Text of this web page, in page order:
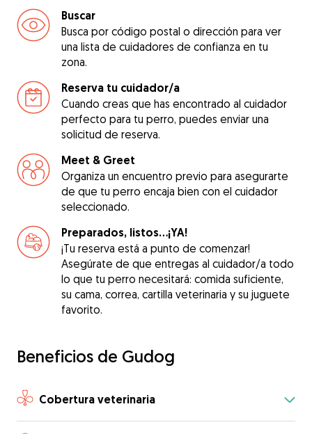
Buscar
Busca por código postal o dirección para ver
una lista de cuidadores de confianza en tu
zona.
Reserva tu cuidador/a
Cuando creas que has encontrado al cuidador
perfecto para tu perro, puedes enviar una
solicitud de reserva.
Meet & Greet
Organiza un encuentro previo para asegurarte
de que tu perro encaja bien con el cuidador
seleccionado.
Preparados, listos...¡YA!
¡Tu reserva está a punto de comenzar!
Asegúrate de que entregas al cuidador/a todo
lo que tu perro necesitará: comida suficiente,
su cama, correa, cartilla veterinaria y su juguete
favorito.
Beneficios de Gudog
Cobertura veterinaria